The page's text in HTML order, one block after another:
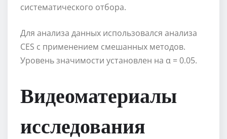
систематического отбора.
Для анализа данных использовался анализа
CES с применением смешанных методов.
Уровень значимости установлен на α = 0.05.
Видеоматериалы
исследования